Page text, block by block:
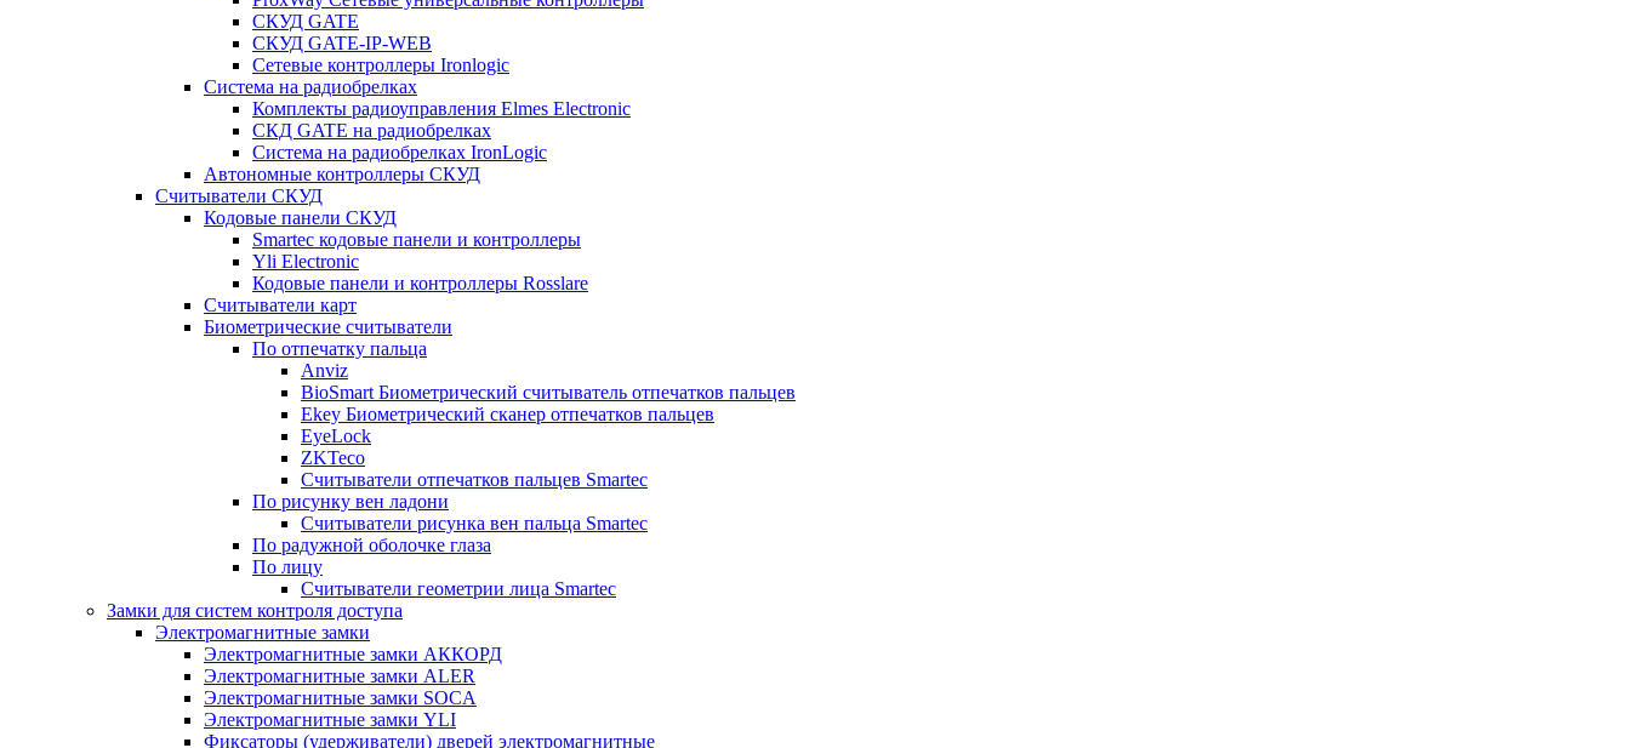
СКУД GATE
СКУД GATE-IP-WEB
Сетевые контроллеры Ironlogic
Система на радиобрелках
Комплекты радиоуправления Elmes Electronic
СКД GATE на радиобрелках
Система на радиобрелках IronLogic
Автономные контроллеры СКУД
Считыватели СКУД
Кодовые панели СКУД
Smartec кодовые панели и контроллеры
Yli Electronic
Кодовые панели и контроллеры Rosslare
Считыватели карт
Биометрические считыватели
По отпечатку пальца
Anviz
BioSmart Биометрический считыватель отпечатков пальцев
Ekey Биометрический сканер отпечатков пальцев
EyeLock
ZKTeco
Считыватели отпечатков пальцев Smartec
По рисунку вен ладони
Считыватели рисунка вен пальца Smartec
По радужной оболочке глаза
По лицу
Считыватели геометрии лица Smartec
Замки для систем контроля доступа
Электромагнитные замки
Электромагнитные замки АККОРД
Электромагнитные замки ALER
Электромагнитные замки SOCA
Электромагнитные замки YLI
Фиксаторы (удерживатели) дверей электромагнитные